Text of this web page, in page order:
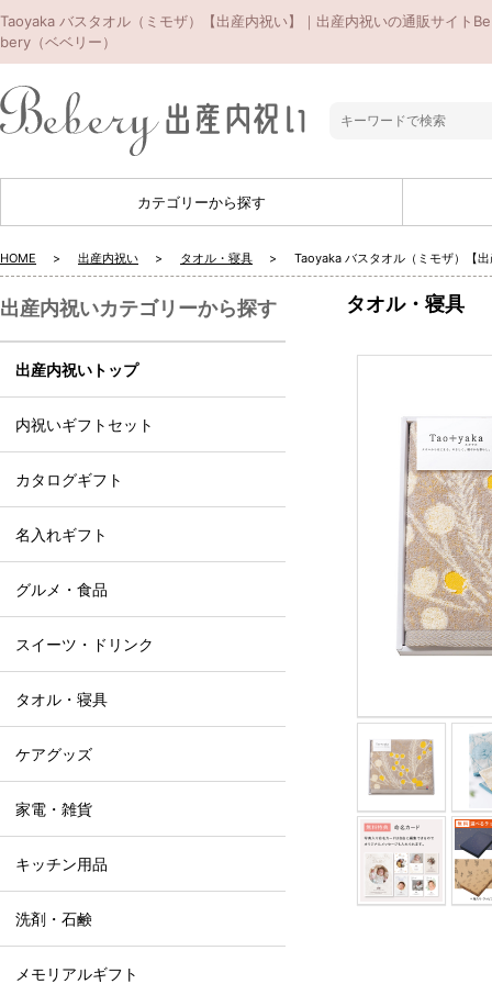
Taoyaka バスタオル（ミモザ）【出産内祝い】｜出産内祝いの通販サイトBe
bery（ベベリー）
カテゴリーから探す
HOME 出産内祝い タオル・寝具 Taoyaka バスタオル（ミモザ）【
タオル・寝具
出産内祝いカテゴリーから探す
出産内祝いトップ
内祝いギフトセット
カタログギフト
名入れギフト
グルメ・食品
スイーツ・ドリンク
タオル・寝具
ケアグッズ
家電・雑貨
キッチン用品
洗剤・石鹸
メモリアルギフト